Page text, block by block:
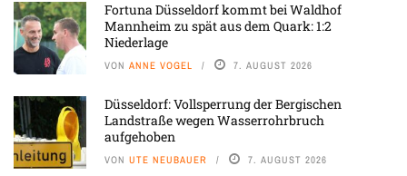
Fortuna Düsseldorf kommt bei Waldhof
Mannheim zu spät aus dem Quark: 1:2
Niederlage
VON ANNE VOGEL 7. AUGUST 2026
Düsseldorf: Vollsperrung der Bergischen
Landstraße wegen Wasserrohrbruch
aufgehoben
VON UTE NEUBAUER 7. AUGUST 2026